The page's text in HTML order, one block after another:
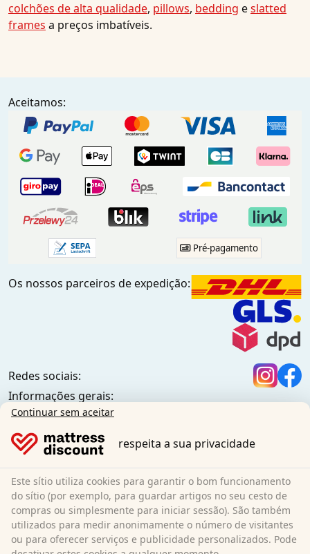
colchões de alta qualidade, pillows, bedding eslatted
frames a preços imbatíveis.
Aceitamos:
Pré-pagamento
Os nossos parceiros de expedição:
Redes sociais:
Informações gerais:
Centro de informações
Condições de envio
Termos e condições gerais (clientes particulares)
Proteção de dados
Biscoitos
Política de cancelamento
Impressão
Rescindir o contrato
Continuar sem aceitar
respeita a sua privacidade
Este sítio utiliza cookies para garantir o bom funcionamento
do sítio (por exemplo, para guardar artigos no seu cesto de
compras ou simplesmente para iniciar sessão). São também
utilizados para medir anonimamente o número de visitantes
ou para oferecer serviços e publicidade personalizados. Pode